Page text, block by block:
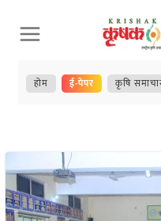
Skip
to
content
होम ई-पेपर कृषि